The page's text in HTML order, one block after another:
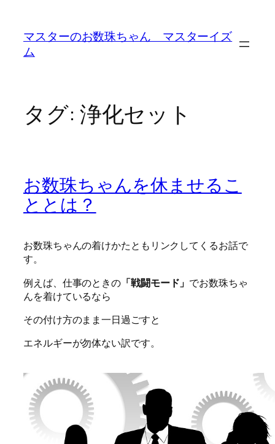
マスターのお数珠ちゃん マスターイズ
ム
タグ: 浄化セット
お数珠ちゃんを休ませるこ
ととは？
お数珠ちゃんの着けかたともリンクしてくるお話で
す。
例えば、仕事のときの 「戦闘モード」 でお数珠ちゃ
んを着けているなら
その付け方のまま一日過ごすと
エネルギーが勿体ない訳です。